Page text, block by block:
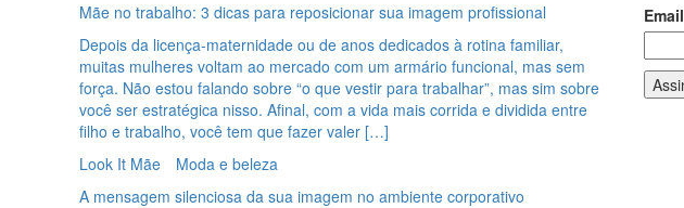
Mãe no trabalho: 3 dicas para reposicionar sua imagem profissional
Depois da licença-maternidade ou de anos dedicados à rotina familiar,
muitas mulheres voltam ao mercado com um armário funcional, mas sem
força. Não estou falando sobre “o que vestir para trabalhar”, mas sim sobre
você ser estratégica nisso. Afinal, com a vida mais corrida e dividida entre
filho e trabalho, você tem que fazer valer […]
Look It Mãe
Moda e beleza
A mensagem silenciosa da sua imagem no ambiente corporativo
Email